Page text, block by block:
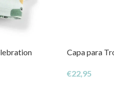
Capa para
€22,95